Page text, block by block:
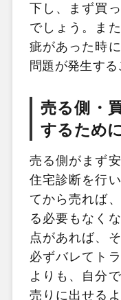
下し、まず買
でしょう。ま
疵があった時
問題が発生する
売る側・
するため
売る側がまず
住宅診断を行
てから売れば
る必要もなく
点があれば、
必ずバレてト
よりも、自分
売りに出せる